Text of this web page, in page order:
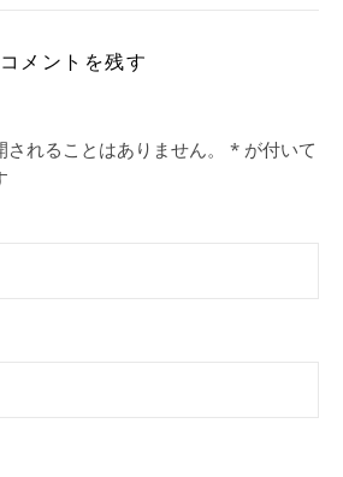
コメントを残す
れることはありません。 * が付いて